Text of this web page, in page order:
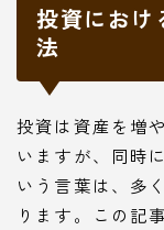
投資におけ
法
投資は資産を増
いますが、同時
いう言葉は、多
ります。この記